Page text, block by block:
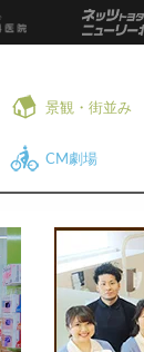
景観・街並み
CM劇場